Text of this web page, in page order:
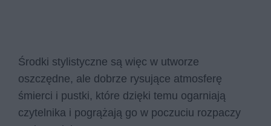
Środki stylistyczne są więc w utworze
oszczędne, ale dobrze rysujące atmosferę
śmierci i pustki, które dzięki temu ogarniają
czytelnika i pogrążają go w poczuciu rozpaczy